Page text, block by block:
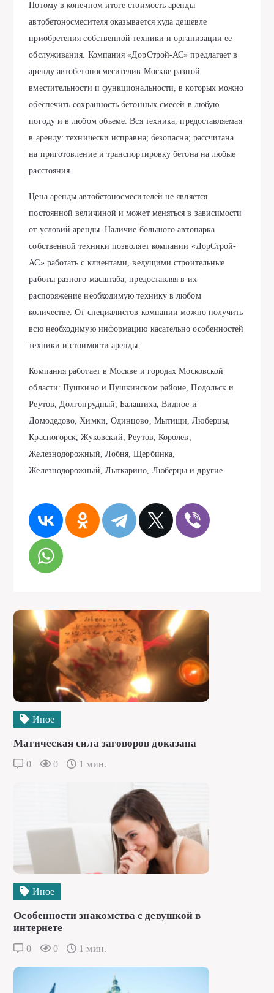
Потому в конечном итоге стоимость аренды
автобетоносмесителя оказывается куда дешевле
приобретения собственной техники и организации ее
обслуживания. Компания «ДорСтрой-АС» предлагает в
аренду автобетоносмесителив Москве разной
вместительности и функциональности, в которых можно
обеспечить сохранность бетонных смесей в любую
погоду и в любом объеме. Вся техника, предоставляемая
в аренду: технически исправна; безопасна; рассчитана
на приготовление и транспортировку бетона на любые
расстояния.
Цена аренды автобетоносмесителей не является
постоянной величиной и может меняться в зависимости
от условий аренды. Наличие большого автопарка
собственной техники позволяет компании «ДорСтрой-
АС» работать с клиентами, ведущими строительные
работы разного масштаба, предоставляя в их
распоряжение необходимую технику в любом
количестве. От специалистов компании можно получить
всю необходимую информацию касательно особенностей
техники и стоимости аренды.
Компания работает в Москве и городах Московской
области: Пушкино и Пушкинском районе, Подольск и
Реутов, Долгопрудный, Балашиха, Видное и
Домодедово, Химки, Одинцово, Мытищи, Люберцы,
Красногорск, Жуковский, Реутов, Королев,
Железнодорожный, Лобня, Щербинка,
Железнодорожный, Лыткарино, Люберцы и другие.
Иное
Магическая сила заговоров доказана
0 0 1 мин.
Иное
Особенности знакомства с девушкой в
интернете
0 0 1 мин.